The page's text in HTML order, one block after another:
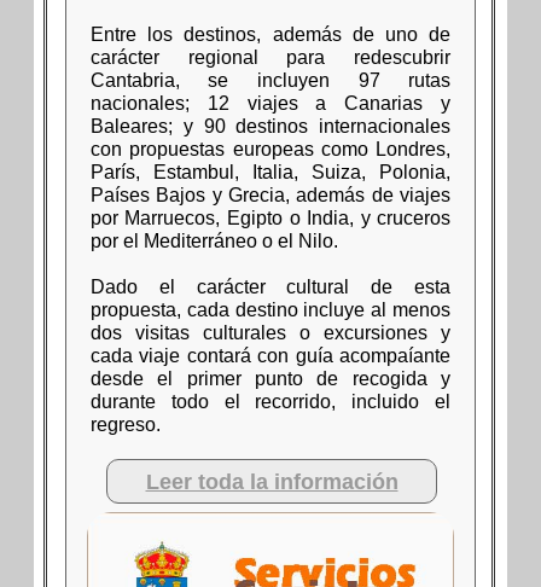
Entre los destinos, además de uno de
carácter regional para redescubrir
Cantabria, se incluyen 97 rutas
nacionales; 12 viajes a Canarias y
Baleares; y 90 destinos internacionales
con propuestas europeas como Londres,
París, Estambul, Italia, Suiza, Polonia,
Países Bajos y Grecia, además de viajes
por Marruecos, Egipto o India, y cruceros
por el Mediterráneo o el Nilo.
Dado el carácter cultural de esta
propuesta, cada destino incluye al menos
dos visitas culturales o excursiones y
cada viaje contará con guía acompaíante
desde el primer punto de recogida y
durante todo el recorrido, incluido el
regreso.
Leer toda la información